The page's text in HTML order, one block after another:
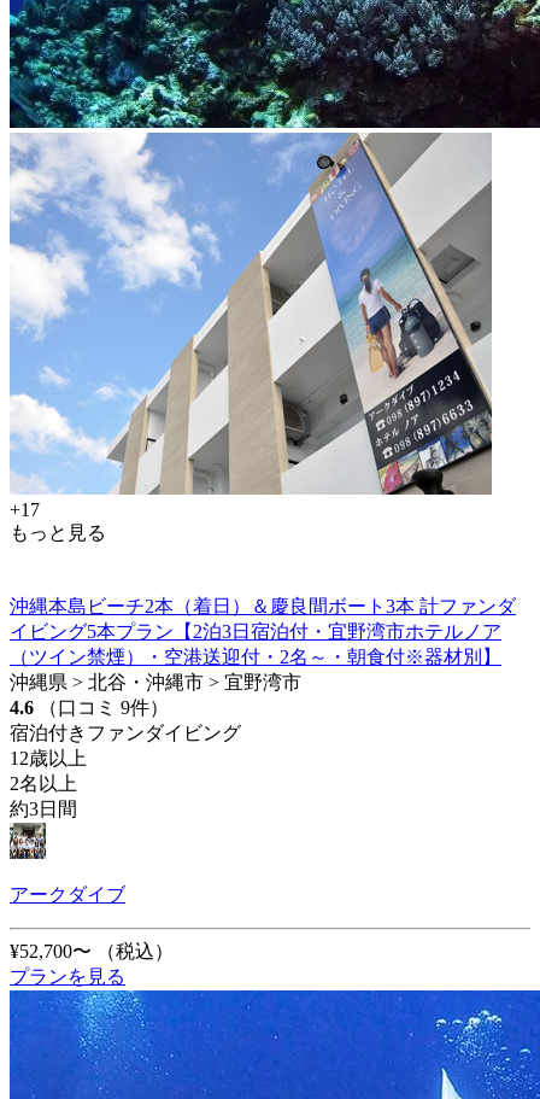
+17
もっと見る
沖縄本島ビーチ2本（着日）＆慶良間ボート3本 計ファンダ
イビング5本プラン【2泊3日宿泊付・宜野湾市ホテルノア
（ツイン禁煙）・空港送迎付・2名～・朝食付※器材別】
沖縄県 > 北谷・沖縄市 > 宜野湾市
4.6
（口コミ 9件）
宿泊付きファンダイビング
12歳以上
2名以上
約3日間
アークダイブ
¥52,700〜
（税込）
プランを見る